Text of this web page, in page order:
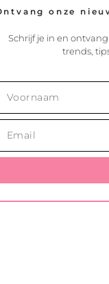
onze
Schrijf je in en
trends,